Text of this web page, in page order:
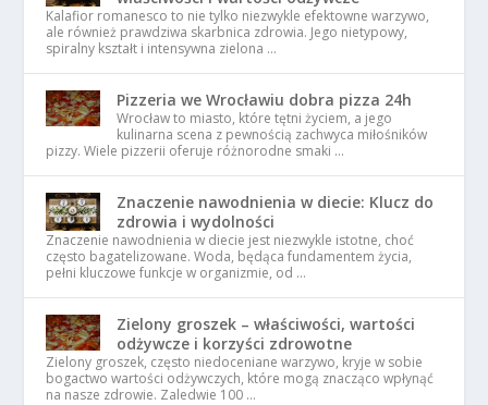
Kalafior romanesco to nie tylko niezwykle efektowne warzywo,
ale również prawdziwa skarbnica zdrowia. Jego nietypowy,
spiralny kształt i intensywna zielona …
Pizzeria we Wrocławiu dobra pizza 24h
Wrocław to miasto, które tętni życiem, a jego
kulinarna scena z pewnością zachwyca miłośników
pizzy. Wiele pizzerii oferuje różnorodne smaki …
Znaczenie nawodnienia w diecie: Klucz do
zdrowia i wydolności
Znaczenie nawodnienia w diecie jest niezwykle istotne, choć
często bagatelizowane. Woda, będąca fundamentem życia,
pełni kluczowe funkcje w organizmie, od …
Zielony groszek – właściwości, wartości
odżywcze i korzyści zdrowotne
Zielony groszek, często niedoceniane warzywo, kryje w sobie
bogactwo wartości odżywczych, które mogą znacząco wpłynąć
na nasze zdrowie. Zaledwie 100 …